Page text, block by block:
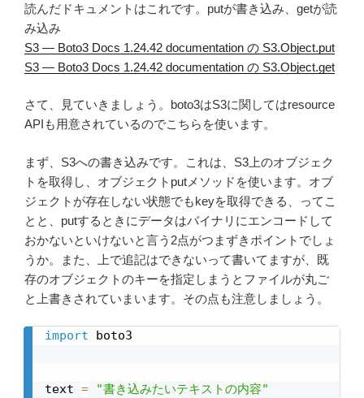
読んだドキュメントはこれです。putが書き込み、getが読
み込み
S3 — Boto3 Docs 1.24.42 documentation の S3.Object.put
S3 — Boto3 Docs 1.24.42 documentation の S3.Object.get
さて、見ていきましょう。boto3はS3に関してはresource
APIも用意されているのでこちらを使います。
まず、S3への書き込みです。これは、S3上のオブジェク
トを取得し、オブジェクトputメソッドを使います。オブ
ジェクトが存在しない状態でもkeyを取得できる、ってこ
とと、putするときにデータはバイナリにエンコードして
おかないといけないと言う2点がつまずきポイントでしょ
うか。また、上で追記はできないって書いてますが、既
存のオブジェクトのキーを指定しまうとファイルが丸ご
と上書きされていまいます。その点も注意しましょう。
import boto3
text =
"書き込みたいテキストの内容"